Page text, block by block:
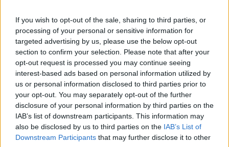
If you wish to opt-out of the sale, sharing to third parties, or
processing of your personal or sensitive information for
targeted advertising by us, please use the below opt-out
section to confirm your selection. Please note that after your
opt-out request is processed you may continue seeing
interest-based ads based on personal information utilized by
us or personal information disclosed to third parties prior to
your opt-out. You may separately opt-out of the further
disclosure of your personal information by third parties on the
IAB’s list of downstream participants. This information may
also be disclosed by us to third parties on the IAB’s List of
Downstream Participants that may further disclose it to other
AREZZO —Un bambino di 10 anni, caduto da un terrazzo, è stato
soccorso questa mattina ad Arezzo.
Il fatto è accaduto intorno alle 8. Sul posto sono intervenuti i sanitari
del 118 e l'elicottero Pegaso e il bimbo è stato trasportato
all'ospedale pediatrico Meyer di Firenze in codice rosso. Ricoverato
in osservazione, non sarebbe in pericolo di vita.